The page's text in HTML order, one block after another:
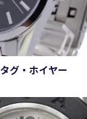
タグ・ホイヤー